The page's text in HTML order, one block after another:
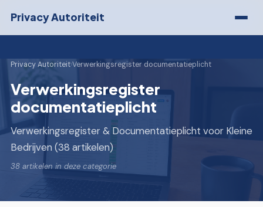
Privacy Autoriteit
Privacy Autoriteit›Verwerkingsregister documentatieplicht
Verwerkingsregister
documentatieplicht
Verwerkingsregister & Documentatieplicht voor Kleine
Bedrijven (38 artikelen)
38 artikelen in deze categorie